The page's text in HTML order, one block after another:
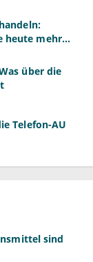
heute mehr
über die
Telefon-AU
sind